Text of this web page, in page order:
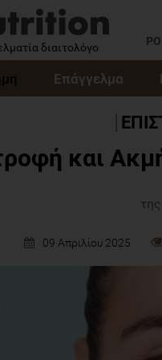
διαιτολόγο
Επάγγελμα
και
09 Απριλίου 2025